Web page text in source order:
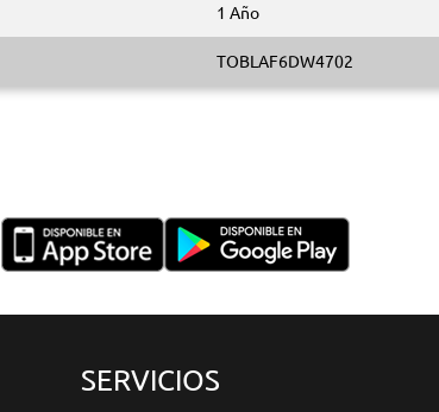
1 Año
TOBLAF6DW4702
SERVICIOS